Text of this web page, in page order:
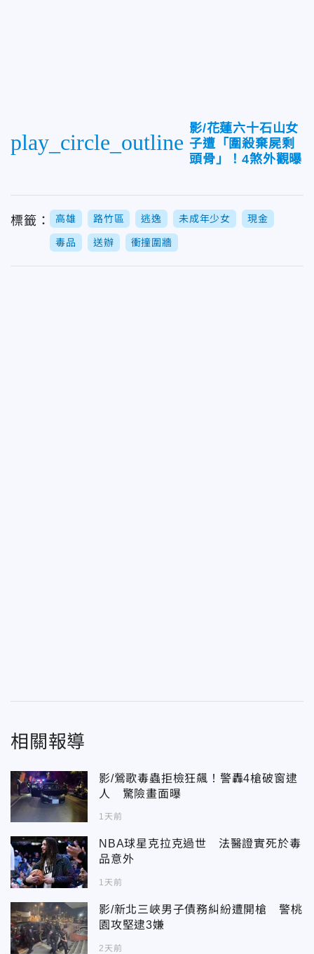
play_circle_outline
影/花蓮六十石山女
子遭「圍殺棄屍剩
頭骨」！4煞外觀曝
標籤： 高雄 路竹區 逃逸 未成年少女 現金
毒品 送辦 衝撞圍牆
相關報導
影/鶯歌毒蟲拒檢狂飆！警轟4槍破窗逮
人 驚險畫面曝
1天前
NBA球星克拉克過世 法醫證實死於毒
品意外
1天前
影/新北三峽男子債務糾紛遭開槍 警桃
園攻堅逮3嫌
2天前